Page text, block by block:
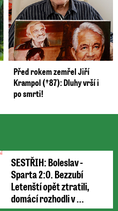
Před rokem zemřel Jiří
Krampol (†87): Dluhy vrší i
po smrti!
SESTŘIH: Boleslav -
Sparta 2:0. Bezzubí
Letenští opět ztratili,
domácí rozhodli v ...